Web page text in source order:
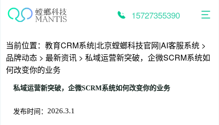
15727355390
当前位置： 教育CRM系统|北京螳螂科技官网|AI客服系统 >
品牌动态 > 最新资讯 > 私域运营新突破，企微SCRM系统如
何改变你的业务
私域运营新突破，企微SCRM系统如何改变你的业务
发布时间： 2026.3.1